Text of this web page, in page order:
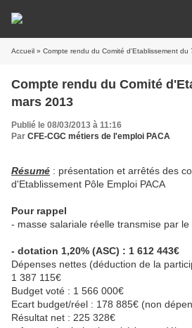
Accueil » Compte rendu du Comité d'Etablissement du
Compte rendu du Comité
mars 2013
Publié le 08/03/2013 à 11:16
Par CFE-CGC métiers de l'emploi PACA
Résumé : présentation et arrêtés des
d'Etablissement Pôle Emploi PACA
Pour rappel
- masse salariale réelle transmise par le
- dotation 1,20% (ASC) : 1 612 443€
Dépenses nettes (déduction de la
1 387 115€
Budget voté : 1 566 000€
Ecart budget/réel : 178 885€ (non
Résultat net : 225 328€